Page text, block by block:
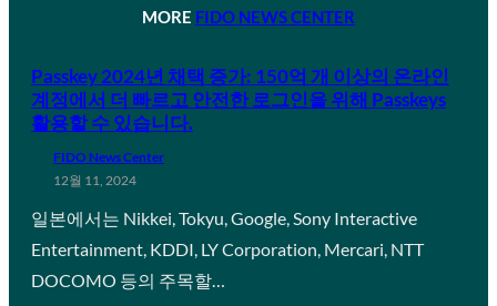
MORE FIDO NEWS CENTER
Passkey 2024년 채택 증가: 150억 개 이상의 온라인
계정에서 더 빠르고 안전한 로그인을 위해 Passkeys
활용할 수 있습니다.
FIDO News Center
12월 11, 2024
일본에서는 Nikkei, Tokyu, Google, Sony Interactive
Entertainment, KDDI, LY Corporation, Mercari, NTT
DOCOMO 등의 주목할…